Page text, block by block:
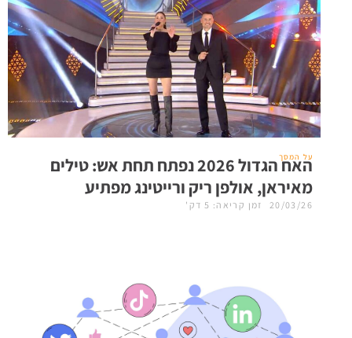
על המסך
האח הגדול 2026 נפתח תחת אש: טילים
מאיראן, אולפן ריק ורייטינג מפתיע
20/03/26 זמן קריאה: 5 דק'